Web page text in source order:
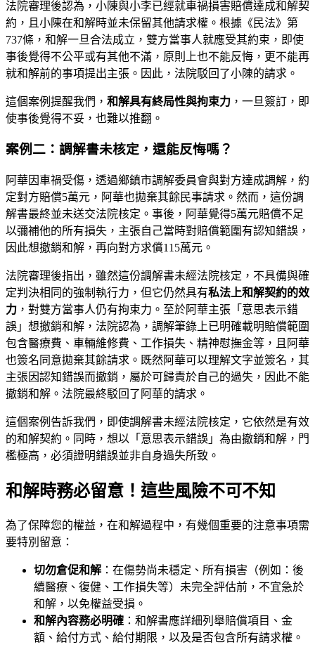
法院審理後認為，小陳與小李已經就車禍損害賠償達成和解契
約，且小陳在和解時並未保留其他請求權。根據《民法》第
737條，和解一旦合法成立，雙方當事人就應受其約束，即使
事後覺得不公平或有其他不滿，原則上也不能反悔，更不能再
就和解前的事項提出主張。因此，法院駁回了小陳的請求。
這個案例提醒我們， 和解具有終局性與拘束力 ，一旦簽訂，即
使事後覺得不妥，也難以推翻。
案例二：調解書未核定，還能反悔嗎？
阿華因車禍受傷，透過鄉鎮市調解委員會與對方達成調解，約
定對方賠償5萬元，阿華也拋棄其餘民事請求。然而，這份調
解書最終並未送交法院核定。事後，阿華覺得5萬元賠償不足
以彌補他的所有損失，主張自己當時對賠償範圍有認知錯誤，
因此想撤銷和解，再向對方求償115萬元。
法院審理後指出，雖然這份調解書未經法院核定，不具備與確
定判決相同的強制執行力，但它仍然具有私法上和解契約的效
力 ，對雙方當事人仍有拘束力。至於阿華主張「意思表示錯
誤」想撤銷和解，法院認為，調解筆錄上已明確載明賠償範圍
包含醫療費、車輛維修費、工作損失、精神慰撫金等，且阿華
也簽名同意拋棄其餘請求。既然阿華可以理解文字並簽名，其
主張因認知錯誤而撤銷，屬於可歸責於自己的過失，因此不能
撤銷和解。法院最終駁回了阿華的請求。
這個案例告訴我們，即使調解書未經法院核定，它依然是有效
的和解契約。同時，想以「意思表示錯誤」為由撤銷和解，門
檻極高，必須證明錯誤並非自身過失所致。
和解時務必留意！這些風險不可不知
為了保障您的權益，在和解過程中，有幾個重要的注意事項需
要特別留意：
切勿倉促和解 ：在傷勢尚未穩定、所有損害（例如：後
續醫療、復健、工作損失等）未完全評估前，不宜急於
和解，以免權益受損。
和解內容務必明確 ：和解書應詳細列舉賠償項目、金
額、給付方式、給付期限，以及是否包含所有請求權。